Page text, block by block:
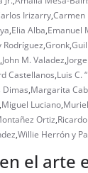
Irizarry,Carmen
,Elia Alba,Emanuel
Rodríguez,Gronk,
,John M. Valadez,
Castellanos,Luis C.
Dimas,Margarita
,Miguel Luciano,
Ortiz,
,Willie Herrón y
el arte